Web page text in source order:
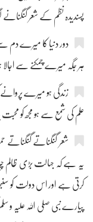
پسندیدہ نظم کے شعر گنگنانے
دور دنیا کا میرے دم
ہر جگہ میرے چمکنے سے اجالا
زندگی ہو میرے
علم کی شمع سے ہو مجھ کو
شعر گنگناتے گنگناتے
یہ ہے کہ جہالت بڑی ظالم
کرتی ہے اور اس دولت کو
پیارے نبی صلی اللہ علیہ و